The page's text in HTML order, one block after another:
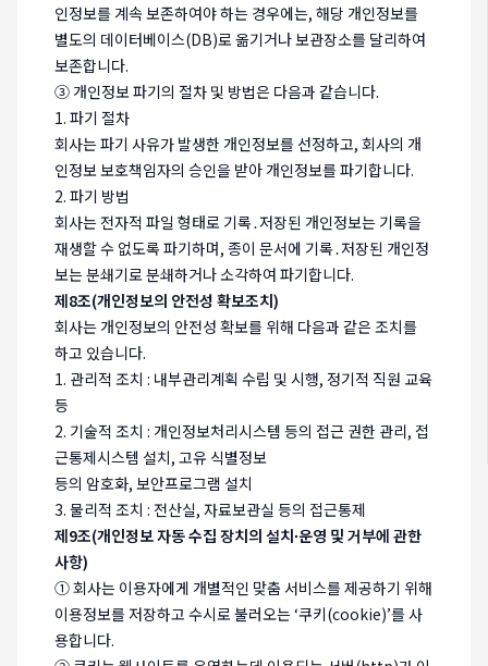
인정보를 계속 보존하여야 하는 경우에는, 해당 개인정보를
별도의 데이터베이스(DB)로 옮기거나 보관장소를 달리하여
보존합니다.
③ 개인정보 파기의 절차 및 방법은 다음과 같습니다.
1. 파기 절차
회사는 파기 사유가 발생한 개인정보를 선정하고, 회사의 개
인정보 보호책임자의 승인을 받아 개인정보를 파기합니다.
2. 파기 방법
회사는 전자적 파일 형태로 기록․저장된 개인정보는 기록을
재생할 수 없도록 파기하며, 종이 문서에 기록․저장된 개인정
보는 분쇄기로 분쇄하거나 소각하여 파기합니다.
제8조(개인정보의 안전성 확보조치)
회사는 개인정보의 안전성 확보를 위해 다음과 같은 조치를
하고 있습니다.
1. 관리적 조치 : 내부관리계획 수립 및 시행, 정기적 직원 교육
등
2. 기술적 조치 : 개인정보처리시스템 등의 접근 권한 관리, 접
근통제시스템 설치, 고유 식별정보
등의 암호화, 보안프로그램 설치
3. 물리적 조치 : 전산실, 자료보관실 등의 접근통제
제9조(개인정보 자동 수집 장치의 설치∙운영 및 거부에 관한
사항)
① 회사는 이용자에게 개별적인 맞춤 서비스를 제공하기 위해
이용정보를 저장하고 수시로 불러오는 ‘쿠키(cookie)’를 사
용합니다.